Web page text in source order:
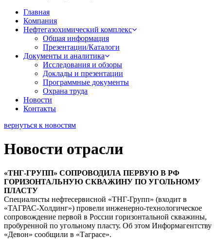
Главная
Компания
Нефтегазохимический комплекс
Общая информация
Презентации/Каталоги
Документы и аналитика
Исследования и обзоры
Доклады и презентации
Программные документы
Охрана труда
Новости
Контакты
вернуться к новостям
Новости отрасли
«ТНГ-ГРУПП» СОПРОВОДИЛА ПЕРВУЮ В РФ
ГОРИЗОНТАЛЬНУЮ СКВАЖИНУ ПО УГОЛЬНОМУ
ПЛАСТУ
Специалисты нефтесервисной «ТНГ-Групп» (входит в
«ТАГРАС-Холдинг») провели инженерно-технологическое
сопровождение первой в России горизонтальной скважины,
пробуренной по угольному пласту. Об этом Информагентству
«Девон» сообщили в «Таграсе».